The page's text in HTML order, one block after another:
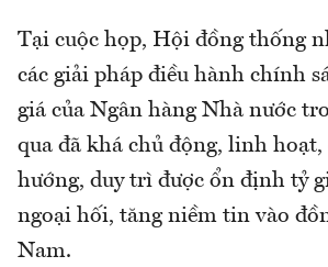
Tại cuộc họp, Hội đồng thống
các giải pháp điều hành chính
giá của Ngân hàng Nhà nước
qua đã khá chủ động, linh
hướng, duy trì được ổn định tỷ
ngoại hối, tăng niềm tin vào
Nam.